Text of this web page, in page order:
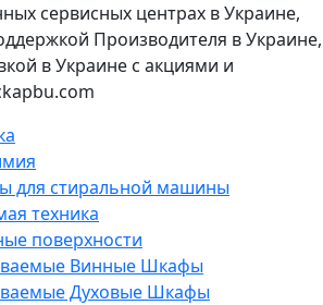
сервисных центрах в Украине,
Производителя в Украине,
в Украине с акциями и
для стиральной машины
техника
поверхности
Винные Шкафы
Духовые Шкафы